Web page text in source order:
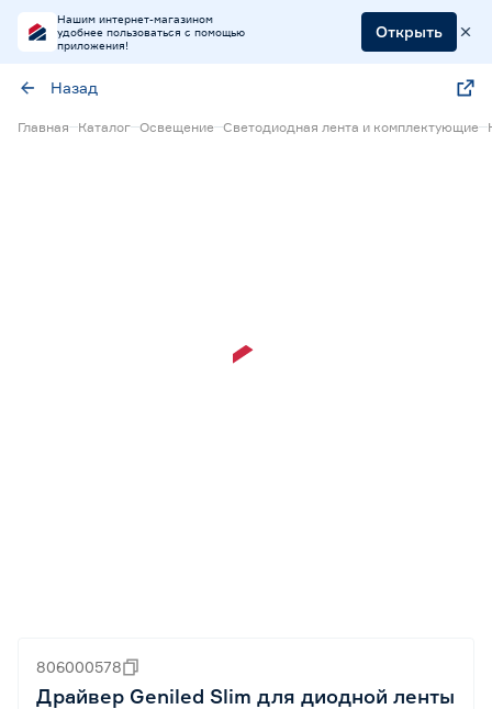
Нашим интернет-магазином
удобнее пользоваться с помощью
приложения!
Открыть
Назад
Главная Каталог Освещение Светодиодная лента и комплектующие
806000578
Драйвер Geniled Slim для диодной ленты